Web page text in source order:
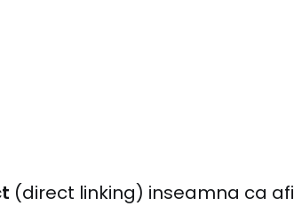
(direct linking) inseamna ca